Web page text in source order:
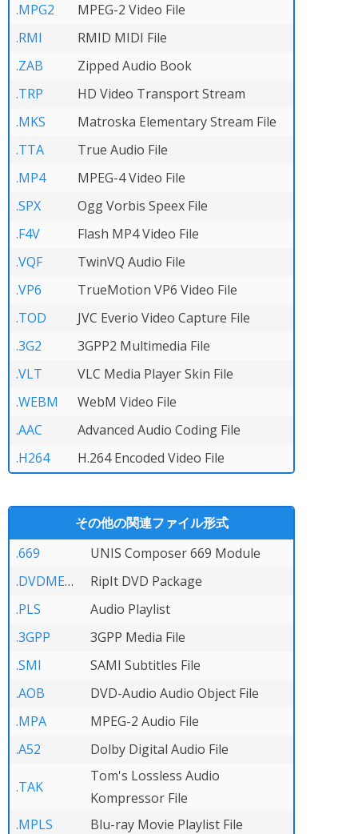
.MPG2
MPEG-2 Video File
.RMI
RMID MIDI File
.ZAB
Zipped Audio Book
.TRP
HD Video Transport Stream
.MKS
Matroska Elementary Stream File
.TTA
True Audio File
.MP4
MPEG-4 Video File
.SPX
Ogg Vorbis Speex File
.F4V
Flash MP4 Video File
.VQF
TwinVQ Audio File
.VP6
TrueMotion VP6 Video File
.TOD
JVC Everio Video Capture File
.3G2
3GPP2 Multimedia File
.VLT
VLC Media Player Skin File
.WEBM
WebM Video File
.AAC
Advanced Audio Coding File
.H264
H.264 Encoded Video File
その他の関連ファイル形式
.669
UNIS Composer 669 Module
.DVDMEDIA
RipIt DVD Package
.PLS
Audio Playlist
.3GPP
3GPP Media File
.SMI
SAMI Subtitles File
.AOB
DVD-Audio Audio Object File
.MPA
MPEG-2 Audio File
.A52
Dolby Digital Audio File
.TAK
Tom's Lossless Audio
Kompressor File
.MPLS
Blu-ray Movie Playlist File